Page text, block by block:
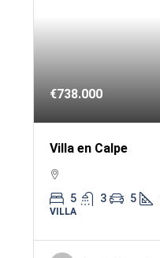
€738.000
Villa en Calpe
5 3 5
VILLA